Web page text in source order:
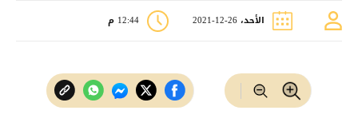
الأحد، 26-12-2021 12:44 م